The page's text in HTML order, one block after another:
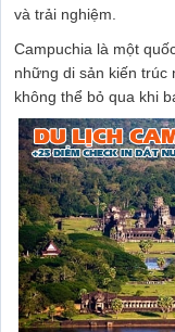
và trải nghiệm.
Campuchia là một
những di sản kiến trúc
không thể bỏ qua khi